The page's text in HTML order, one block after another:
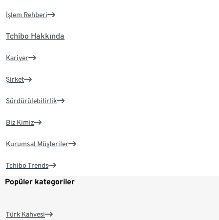
İşlem Rehberi
Tchibo Hakkında
Kariyer
Şirket
Sürdürülebilirlik
Biz Kimiz
Kurumsal Müşteriler
Tchibo Trends
Popüler kategoriler
Türk Kahvesi